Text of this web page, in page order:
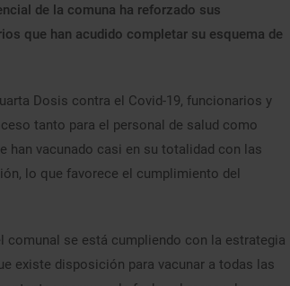
de la comuna ha reforzado sus
que han acudido completar su esquema de
Dosis contra el Covid-19, funcionarios y
tanto para el personal de salud como
han vacunado casi en su totalidad con las
lo que favorece el cumplimiento del
se está cumpliendo con la estrategia
existe disposición para vacunar a todas las